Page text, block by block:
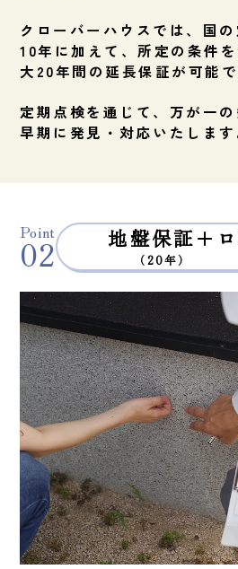
クローバーハウスでは、国
10年に加えて、所定の条件
大20年間の延長保証が可能で
定期点検を通じて、万が一
早期に発見・対応いたします
Point
02 地盤保証＋
（20年）